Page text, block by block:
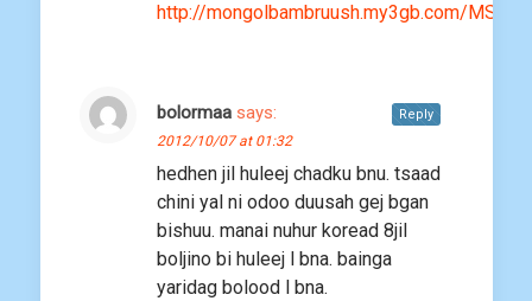
http://mongolbambruush.my3gb.com/
bolormaa says:
2012/10/07 at 01:32
hedhen jil huleej chadku bnu. tsaad
chini yal ni odoo duusah gej bgan
bishuu. manai nuhur koread 8jil
boljino bi huleej l bna. bainga
yaridag bolood l bna.
Reply